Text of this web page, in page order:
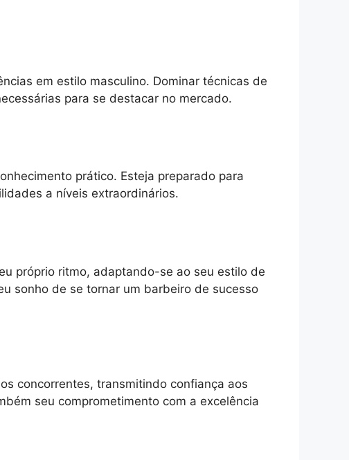
em estilo masculino. Dominar técnicas de
para se destacar no mercado.
prático. Esteja preparado para
a níveis extraordinários.
próprio ritmo, adaptando-se ao seu estilo de
sonho de se tornar um barbeiro de sucesso
concorrentes, transmitindo confiança aos
seu comprometimento com a excelência